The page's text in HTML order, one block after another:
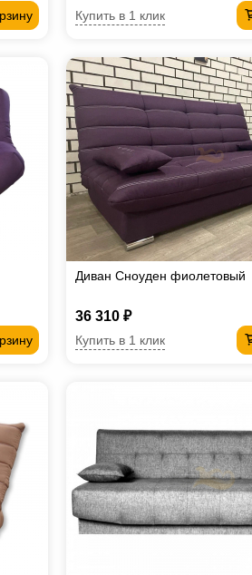
Купить в 1 клик
Диван Сноуден фиолетовый
36 310 ₽
Купить в 1 клик